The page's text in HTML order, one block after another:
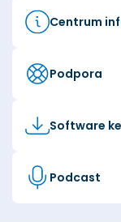
Centrum
Podpora
Software
Podcast